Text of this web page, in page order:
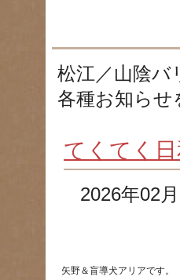
松江／山陰バ
各種お知らせ
てくてく
2026年02